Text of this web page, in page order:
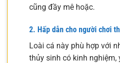
cũng đầy mê hoặc.
2. Hấp dẫn cho người chơi
Loài cá này phù hợp với
thủy sinh có kinh nghiệm,